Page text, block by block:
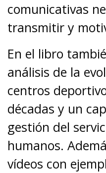
comunicativas
transmitir y
En el libro
análisis de la
centros
décadas y un
gestión del
humanos.
vídeos con